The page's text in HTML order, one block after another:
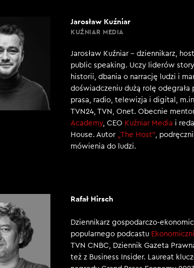
Jarosław Kuźniar
KUŹNIAR MEDIA
Jarosław Kuźniar – dziennikarz,
public speaking. Uczy liderów
historii, dbania o narrację ludzi i
doświadczeniu dużą rolę odegrała
prasa, radio, telewizja i digital,
TVN24, TVN, Onet. Obecnie
Academy, CEO Kuźniar Media i
House. Autor „The Host”,
mówienia do ludzi.
Rafał Hirsch
Dziennikarz gospodarczo-
popularnego podcastu
TVN CNBC, Dziennik Gazeta
też z Business Insider. Laureat